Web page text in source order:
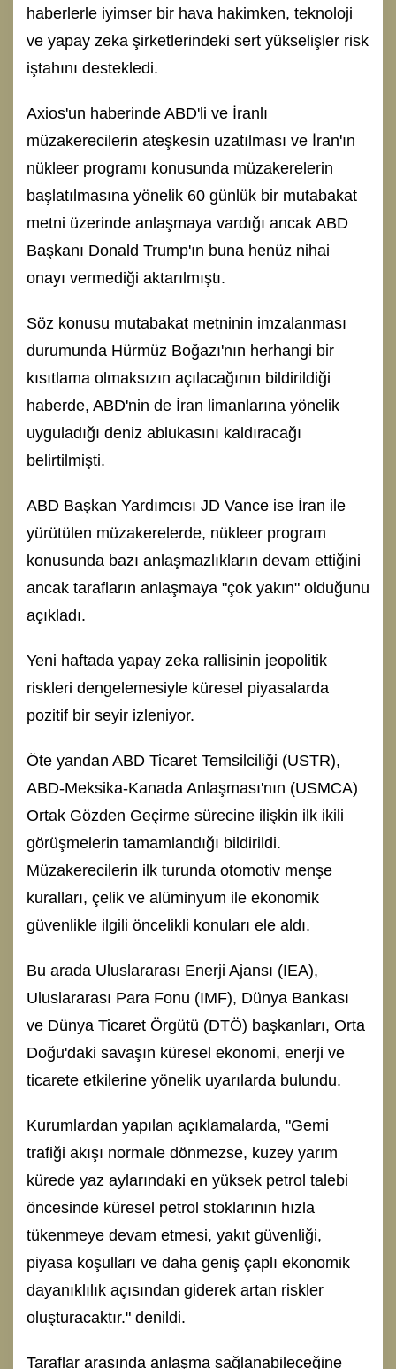
haberlerle iyimser bir hava hakimken, teknoloji
ve yapay zeka şirketlerindeki sert yükselişler risk
iştahını destekledi.
Axios'un haberinde ABD'li ve İranlı
müzakerecilerin ateşkesin uzatılması ve İran'ın
nükleer programı konusunda müzakerelerin
başlatılmasına yönelik 60 günlük bir mutabakat
metni üzerinde anlaşmaya vardığı ancak ABD
Başkanı Donald Trump'ın buna henüz nihai
onayı vermediği aktarılmıştı.
Söz konusu mutabakat metninin imzalanması
durumunda Hürmüz Boğazı'nın herhangi bir
kısıtlama olmaksızın açılacağının bildirildiği
haberde, ABD'nin de İran limanlarına yönelik
uyguladığı deniz ablukasını kaldıracağı
belirtilmişti.
ABD Başkan Yardımcısı JD Vance ise İran ile
yürütülen müzakerelerde, nükleer program
konusunda bazı anlaşmazlıkların devam ettiğini
ancak tarafların anlaşmaya "çok yakın" olduğunu
açıkladı.
Yeni haftada yapay zeka rallisinin jeopolitik
riskleri dengelemesiyle küresel piyasalarda
pozitif bir seyir izleniyor.
Öte yandan ABD Ticaret Temsilciliği (USTR),
ABD-Meksika-Kanada Anlaşması'nın (USMCA)
Ortak Gözden Geçirme sürecine ilişkin ilk ikili
görüşmelerin tamamlandığı bildirildi.
Müzakerecilerin ilk turunda otomotiv menşe
kuralları, çelik ve alüminyum ile ekonomik
güvenlikle ilgili öncelikli konuları ele aldı.
Bu arada Uluslararası Enerji Ajansı (IEA),
Uluslararası Para Fonu (IMF), Dünya Bankası
ve Dünya Ticaret Örgütü (DTÖ) başkanları, Orta
Doğu'daki savaşın küresel ekonomi, enerji ve
ticarete etkilerine yönelik uyarılarda bulundu.
Kurumlardan yapılan açıklamalarda, "Gemi
trafiği akışı normale dönmezse, kuzey yarım
kürede yaz aylarındaki en yüksek petrol talebi
öncesinde küresel petrol stoklarının hızla
tükenmeye devam etmesi, yakıt güvenliği,
piyasa koşulları ve daha geniş çaplı ekonomik
dayanıklılık açısından giderek artan riskler
oluşturacaktır." denildi.
Taraflar arasında anlaşma sağlanabileceğine